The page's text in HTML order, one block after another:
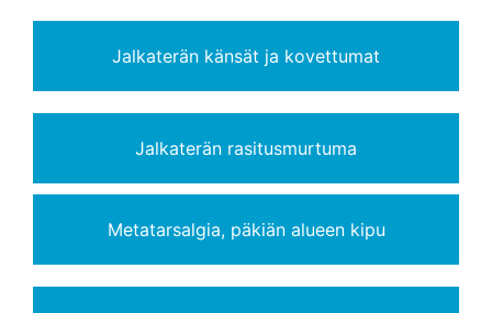
Jalkaterän känsät ja kovettumat
Jalkaterän rasitusmurtuma
Metatarsalgia, päkiän alueen kipu